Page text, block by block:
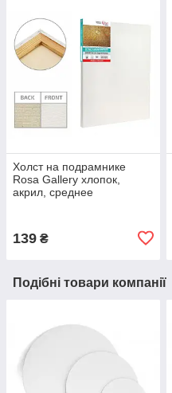
Холст на подрамнике
Rosa Gallery хлопок,
акрил, среднее
139 ₴
Подібні товари компанії